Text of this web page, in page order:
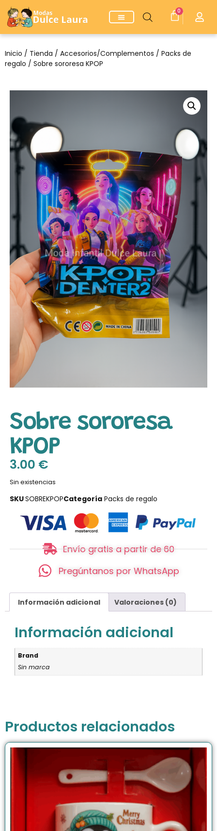
0
Inicio / Tienda / Accesorios/Complementos / Packs de
regalo / Sobre sororesa KPOP
Sobre sororesa
KPOP
3.00 €
Sin existencias
SKUSOBREKPOPCategoría Packs de regalo
Envío gratis a partir de 60
Pregúntanos por WhatsApp
Información adicional Valoraciones (0)
Información adicional
Brand
Sin marca
Productos relacionados